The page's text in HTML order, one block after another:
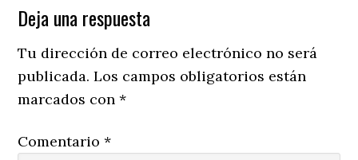
Reader
Interactions
Deja una respuesta
Tu dirección de correo electrónico no será
publicada. Los campos obligatorios están
marcados con*
Comentario*